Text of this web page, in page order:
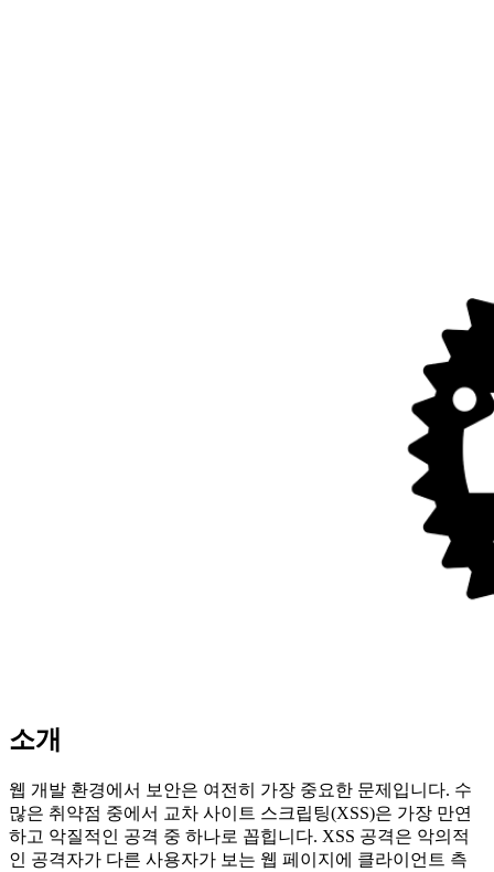
소개
웹 개발 환경에서 보안은 여전히 가장 중요한 문제입니다. 수
많은 취약점 중에서 교차 사이트 스크립팅(XSS)은 가장 만연
하고 악질적인 공격 중 하나로 꼽힙니다. XSS 공격은 악의적
인 공격자가 다른 사용자가 보는 웹 페이지에 클라이언트 측